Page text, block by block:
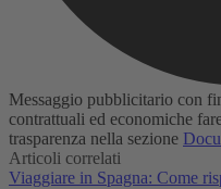
Messaggio pubblicitario con
contrattuali ed economiche
trasparenza nella sezione
Articoli correlati
Viaggiare in Spagna: Come